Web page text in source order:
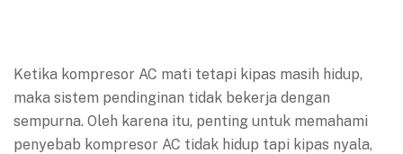
Ketika kompresor AC mati tetapi kipas masih hidup,
maka sistem pendinginan tidak bekerja dengan
sempurna. Oleh karena itu, penting untuk memahami
penyebab kompresor AC tidak hidup tapi kipas nyala,